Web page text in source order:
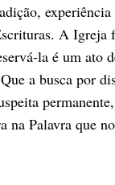
A Igreja
la é um ato
a busca por
na Palavra que